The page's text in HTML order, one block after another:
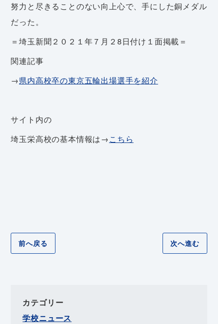
努力と尽きることのない向上心で、手にした銅メダル
だった。
＝埼玉新聞２０２１年７月２8日付け１面掲載＝
関連記事
→県内高校卒の東京五輪出場選手を紹介
サイト内の
埼玉栄高校の基本情報は→こちら
前へ戻る 次へ進む
カテゴリー
学校ニュース